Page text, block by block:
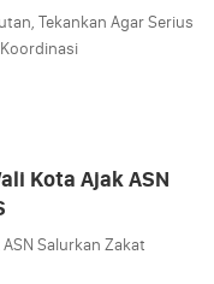
Tekankan Agar Serius
Kota Ajak ASN
Salurkan Zakat